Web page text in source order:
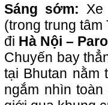
Sáng sớm:
(trong trung tâm
đi Hà Nội –
Chuyến bay
tại Bhutan nằm
ngắm nhìn